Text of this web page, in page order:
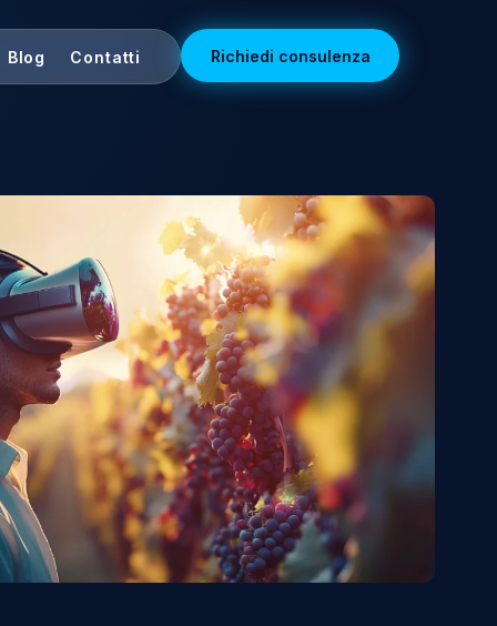
Tecnologia Blog Contatti Richiedi